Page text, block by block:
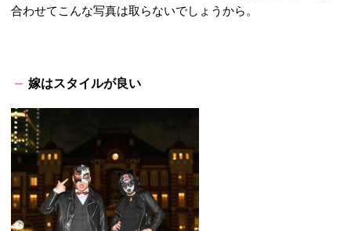
合わせてこんな写真は取らないでしょうから。
嫁はスタイルが良い